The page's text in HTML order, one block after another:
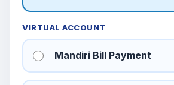
VIRTUAL ACCOUNT
Mandiri Bill Payment